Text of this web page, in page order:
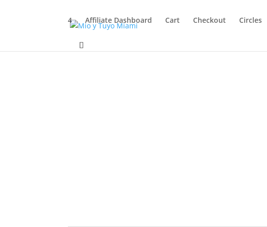
4 Affiliate Dashboard Cart Checkout Circles